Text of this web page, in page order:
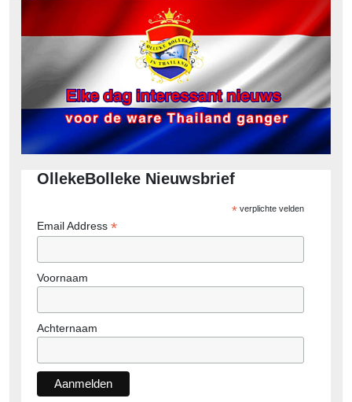
OllekeBolleke Nieuwsbrief
*verplichte velden
Email Address *
Voornaam
Achternaam